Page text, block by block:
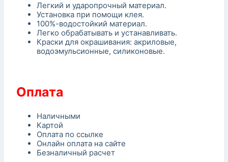
Легкий и ударопрочный материал.
Установка при помощи клея.
100%-водостойкий материал.
Легко обрабатывать и устанавливать.
Краски для окрашивания: акриловые,
водоэмульсионные, силиконовые.
Оплата
Наличными
Картой
Оплата по ссылке
Онлайн оплата на сайте
Безналичный расчет